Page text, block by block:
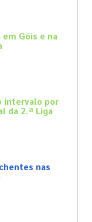
em Góis e na
intervalo por
da 2.ª Liga
nas